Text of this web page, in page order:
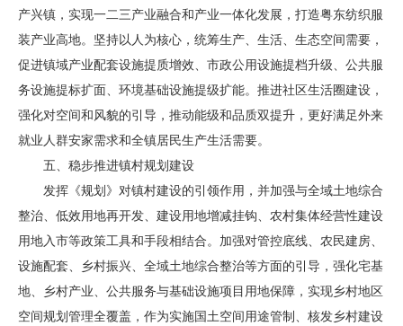
产兴镇，实现一二三产业融合和产业一体化发展，打造粤东纺织服
装产业高地。坚持以人为核心，统筹生产、生活、生态空间需要，
促进镇域产业配套设施提质增效、市政公用设施提档升级、公共服
务设施提标扩面、环境基础设施提级扩能。推进社区生活圈建设，
强化对空间和风貌的引导，推动能级和品质双提升，更好满足外来
就业人群安家需求和全镇居民生产生活需要。
五、稳步推进镇村规划建设
发挥《规划》对镇村建设的引领作用，并加强与全域土地综合
整治、低效用地再开发、建设用地增减挂钩、农村集体经营性建设
用地入市等政策工具和手段相结合。加强对管控底线、农民建房、
设施配套、乡村振兴、全域土地综合整治等方面的引导，强化宅基
地、乡村产业、公共服务与基础设施项目用地保障，实现乡村地区
空间规划管理全覆盖，作为实施国土空间用途管制、核发乡村建设